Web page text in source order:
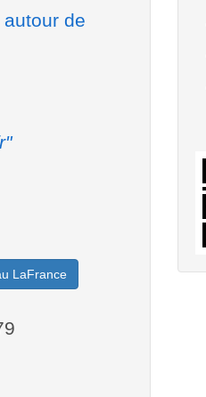
de
LaFrance